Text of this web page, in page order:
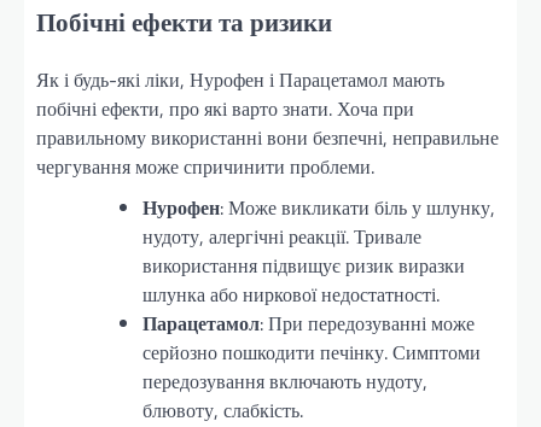
Побічні ефекти та ризики
Як і будь-які ліки, Нурофен і Парацетамол мають
побічні ефекти, про які варто знати. Хоча при
правильному використанні вони безпечні, неправильне
чергування може спричинити проблеми.
Нурофен: Може викликати біль у шлунку,
нудоту, алергічні реакції. Тривале
використання підвищує ризик виразки
шлунка або ниркової недостатності.
Парацетамол: При передозуванні може
серйозно пошкодити печінку. Симптоми
передозування включають нудоту,
блювоту, слабкість.